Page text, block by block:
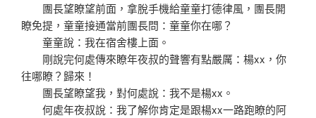
團長望瞭望前面，拿脫手機給童童打德律風，團長開
瞭免提，童童接通當前團長問：童童你在哪？
童童說：我在宿舍樓上面。
剛說完何處傳來瞭年夜叔的聲響有點嚴厲：楊xx，你
往哪瞭？歸來！
團長望瞭望我，對何處說：我不是楊xx。
何處年夜叔說：我了解你肯定是跟楊xx一路跑瞭的阿